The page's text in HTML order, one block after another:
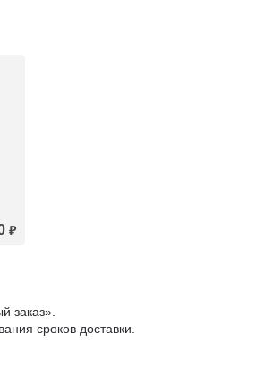
₽
заказ».
сроков доставки.